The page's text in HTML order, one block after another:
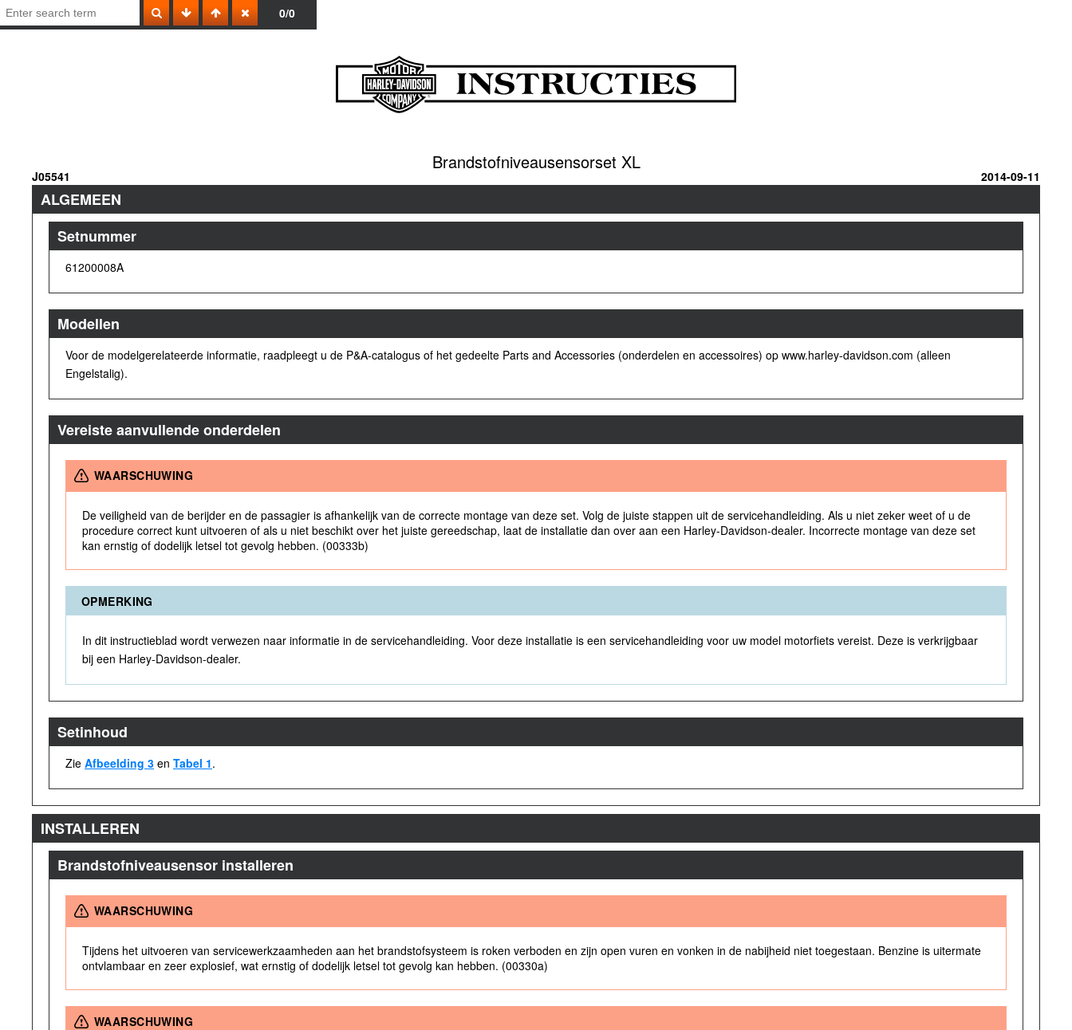
0/0
Brandstofniveausensorset XL
J05541 2014-09-11
ALGEMEEN
Setnummer
61200008A
Modellen
Voor de modelgerelateerde informatie, raadpleegt u de P&A-catalogus of het gedeelte Parts and Accessories (onderdelen en accessoires) op www.harley-davidson.com (alleen
Engelstalig).
Vereiste aanvullende onderdelen
WAARSCHUWING
De veiligheid van de berijder en de passagier is afhankelijk van de correcte montage van deze set. Volg de juiste stappen uit de servicehandleiding. Als u niet zeker weet of u de
procedure correct kunt uitvoeren of als u niet beschikt over het juiste gereedschap, laat de installatie dan over aan een Harley-Davidson-dealer. Incorrecte montage van deze set
kan ernstig of dodelijk letsel tot gevolg hebben. (00333b)
OPMERKING
In dit instructieblad wordt verwezen naar informatie in de servicehandleiding. Voor deze installatie is een servicehandleiding voor uw model motorfiets vereist. Deze is verkrijgbaar
bij een Harley-Davidson-dealer.
Setinhoud
Zie Afbeelding 3 en Tabel 1.
INSTALLEREN
Brandstofniveausensor installeren
WAARSCHUWING
Tijdens het uitvoeren van servicewerkzaamheden aan het brandstofsysteem is roken verboden en zijn open vuren en vonken in de nabijheid niet toegestaan. Benzine is uitermate
ontvlambaar en zeer explosief, wat ernstig of dodelijk letsel tot gevolg kan hebben. (00330a)
WAARSCHUWING